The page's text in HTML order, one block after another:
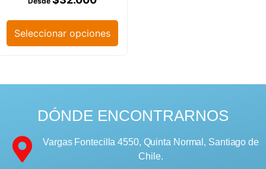
Seleccionar opciones
DÓNDE ENCONTRARNOS
Vargas Fontecilla 4550, Quinta Normal, Santiago de
Chile.